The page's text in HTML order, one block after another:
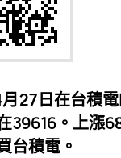
27日在台積
39616。上漲
台積電。